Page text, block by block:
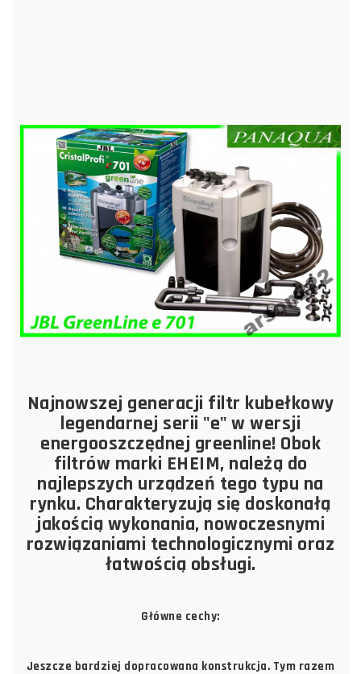
Najnowszej generacji filtr kubełkowy
legendarnej serii "e" w wersji
energooszczędnej greenline! Obok
filtrów marki EHEIM, należą do
najlepszych urządzeń tego typu na
rynku. Charakteryzują się doskonałą
jakością wykonania, nowoczesnymi
rozwiązaniami technologicznymi oraz
łatwością obsługi.
Główne cechy:
Jeszcze bardziej dopracowana konstrukcja. Tym razem